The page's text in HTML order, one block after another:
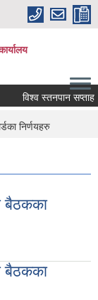
विश्व स्तनपान सप्ताह
निर्णयहरु
बैठकका
बैठकका